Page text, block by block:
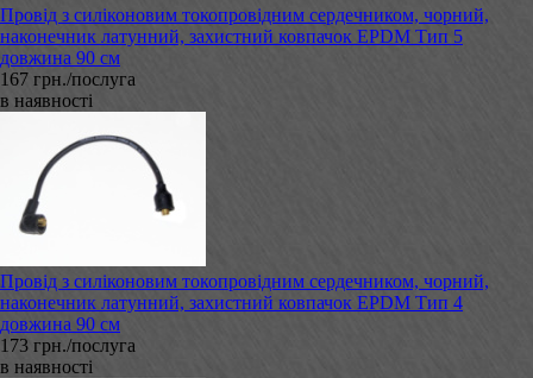
Провід з силіконовим токопровідним сердечником, чорний,
наконечник латунний, захистний ковпачок EPDM Тип 5
довжина 90 см
167 грн./послуга
в наявності
Провід з силіконовим токопровідним сердечником, чорний,
наконечник латунний, захистний ковпачок EPDM Тип 4
довжина 90 см
173 грн./послуга
в наявності